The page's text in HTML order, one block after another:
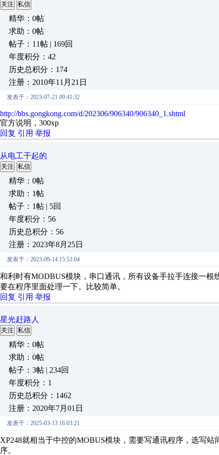
关注 私信
精华：0帖
求助：0帖
帖子：11帖 | 169回
年度积分：42
历史总积分：174
注册：2010年11月21日
发表于：2023-07-21 09:41:32
http://bbs.gongkong.com/d/202306/906340/906340_1.shtml
官方说明，300xp
回复 引用 举报
从电工干起的
关注 私信
精华：0帖
求助：1帖
帖子：1帖 | 5回
年度积分：56
历史总积分：56
注册：2023年8月25日
发表于：2023-09-14 15:53:04
和利时有MODBUS模块，串口通讯，所有设备手拉手连接一
要在程序里面处理一下。比较简单。
回复 引用 举报
星光赶路人
关注 私信
精华：0帖
求助：0帖
帖子：3帖 | 234回
年度积分：1
历史总积分：1462
注册：2020年7月01日
发表于：2025-03-13 16:03:21
XP248就相当于中控的MOBUS模块，需要写通讯程序，选写
序。